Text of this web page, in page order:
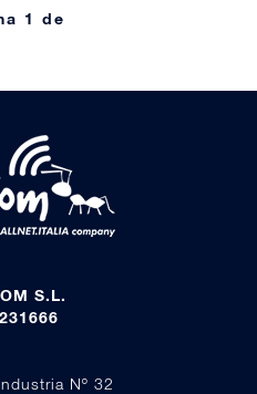
1 de
S.L.
Nº 32